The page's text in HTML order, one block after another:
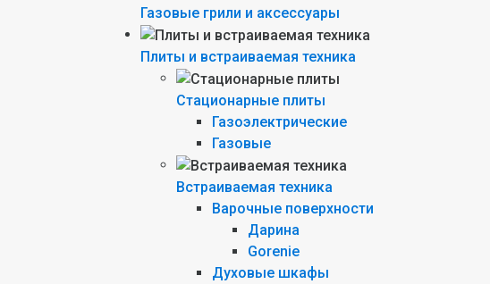
Газовые грили и аксессуары
Плиты и встраиваемая техника
Стационарные плиты
Газоэлектрические
Газовые
Встраиваемая техника
Варочные поверхности
Дарина
Gorenie
Духовые шкафы